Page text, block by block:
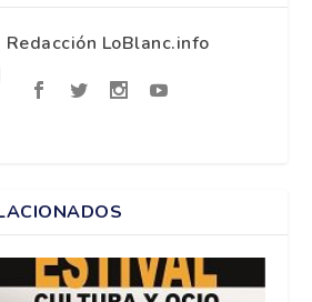
Redacción LoBlanc.info